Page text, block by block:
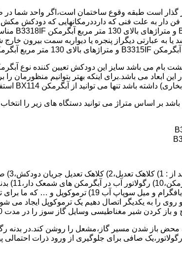
فن دار به علت فنی که دارددرمکانهایی که دودکش
به عبارتی دیگراز پنجره یا دیواربه سمت بیرون
را به یکدیگر اتصال دهیم یک ترموکوپل ایجاد می
باز شدن مسیر گاز،مشعل را روشن کند.در بدنه
صافی برای جلوگیری از ورود ذرات احتمالی